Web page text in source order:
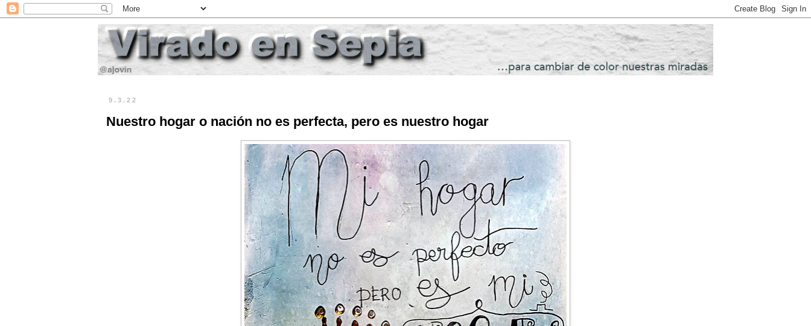
9.3.22
Nuestro hogar o nación no es perfecta, pero es nuestro hogar